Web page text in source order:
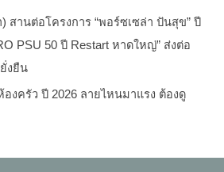
สานต่อโครงการ “พอร์ซเซล่า ปันสุข” ปี
PSU 50 ปี Restart หาดใหญ่” ส่งต่อ
งยืน
องครัว ปี 2026 ลายไหนมาแรง ต้องดู